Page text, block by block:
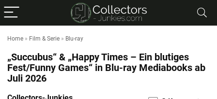
Home » Film & Serie » Blu-ray
„Succubus“ & „Happy Times – Ein blutiges
Fest/Funny Games“ in Blu-ray Mediabooks ab
Juli 2026